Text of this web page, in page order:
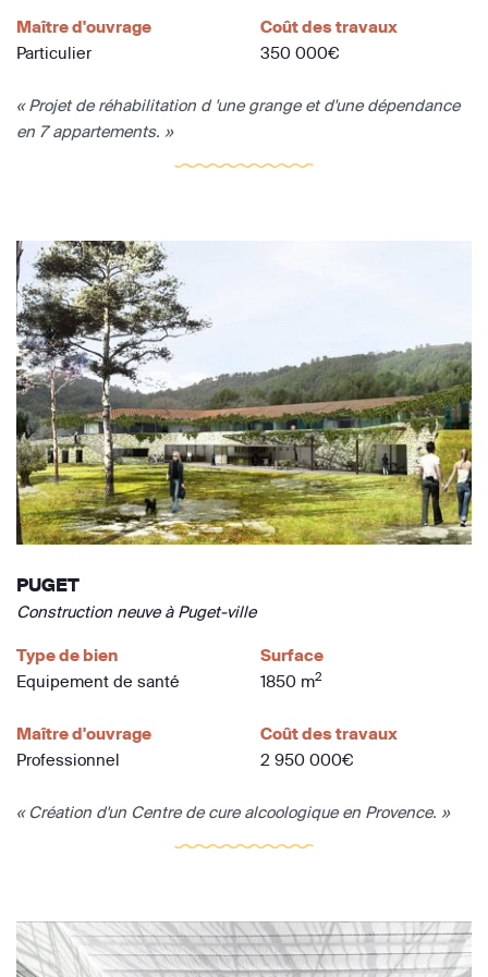
Maître d'ouvrage
Particulier
Coût des travaux
350 000€
« Projet de réhabilitation d 'une grange et d'une dépendance
en 7 appartements. »
PUGET
Construction neuve à Puget-ville
Type de bien
Equipement de santé
Surface
1850 m2
Maître d'ouvrage
Professionnel
Coût des travaux
2 950 000€
« Création d'un Centre de cure alcoologique en Provence. »